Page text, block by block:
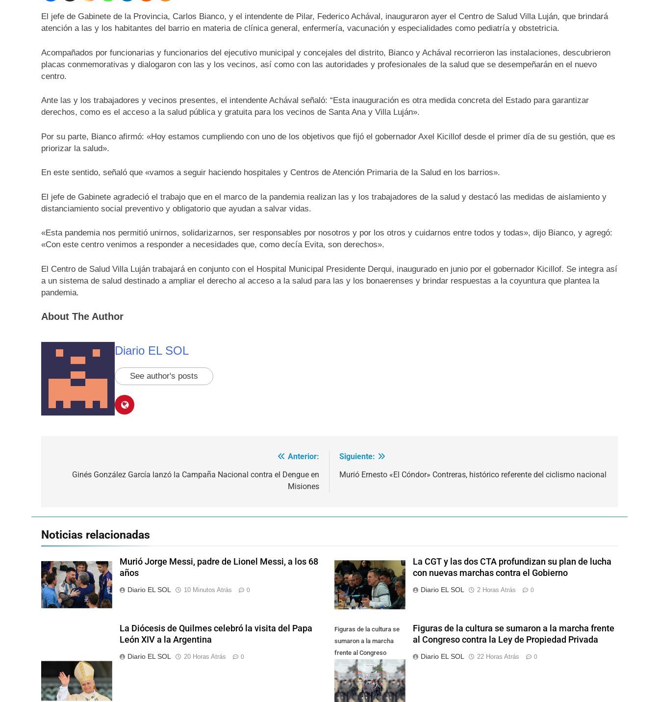
El jefe de Gabinete de la Provincia, Carlos Bianco, y el intendente de Pilar, Federico Achával, inauguraron ayer el Centro de Salud Villa Luján, que brindará
atención a las y los habitantes del barrio en materia de clínica general, enfermería, vacunación y especialidades como pediatría y obstetricia.
Acompañados por funcionarias y funcionarios del ejecutivo municipal y concejales del distrito, Bianco y Achával recorrieron las instalaciones, descubrieron
placas conmemorativas y dialogaron con las y los vecinos, así como con las autoridades y profesionales de la salud que se desempeñarán en el nuevo
centro.
Ante las y los trabajadores y vecinos presentes, el intendente Achával señaló: “Esta inauguración es otra medida concreta del Estado para garantizar
derechos, como es el acceso a la salud pública y gratuita para los vecinos de Santa Ana y Villa Luján».
Por su parte, Bianco afirmó: «Hoy estamos cumpliendo con uno de los objetivos que fijó el gobernador Axel Kicillof desde el primer día de su gestión, que es
priorizar la salud».
En este sentido, señaló que «vamos a seguir haciendo hospitales y Centros de Atención Primaria de la Salud en los barrios».
El jefe de Gabinete agradeció el trabajo que en el marco de la pandemia realizan las y los trabajadores de la salud y destacó las medidas de aislamiento y
distanciamiento social preventivo y obligatorio que ayudan a salvar vidas.
«Esta pandemia nos permitió unirnos, solidarizarnos, ser responsables por nosotros y por los otros y cuidarnos entre todos y todas», dijo Bianco, y agregó:
«Con este centro venimos a responder a necesidades que, como decía Evita, son derechos».
El Centro de Salud Villa Luján trabajará en conjunto con el Hospital Municipal Presidente Derqui, inaugurado en junio por el gobernador Kicillof. Se integra así
a un sistema de salud destinado a ampliar el derecho al acceso a la salud para las y los bonaerenses y brindar respuestas a la coyuntura que plantea la
pandemia.
About The Author
Diario EL SOL
See author's posts
Anterior:
Ginés González García lanzó la Campaña Nacional contra el Dengue en
Misiones
Siguiente:
Murió Ernesto «El Cóndor» Contreras, histórico referente del ciclismo nacional
Noticias relacionadas
Murió Jorge Messi, padre de Lionel Messi, a los 68
años
Diario EL SOL 10 Minutos Atrás 0
La CGT y las dos CTA profundizan su plan de lucha
con nuevas marchas contra el Gobierno
Diario EL SOL 2 Horas Atrás 0
La Diócesis de Quilmes celebró la visita del Papa
León XIV a la Argentina
Diario EL SOL 20 Horas Atrás 0
Figuras de la cultura se
sumaron a la marcha
frente al Congreso
contra la Ley de
Propiedad Privada
Figuras de la cultura se sumaron a la marcha frente
al Congreso contra la Ley de Propiedad Privada
Diario EL SOL 22 Horas Atrás 0